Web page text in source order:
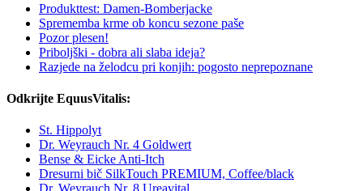
Produkttest: Damen-Bomberjacke
Sprememba krme ob koncu sezone paše
Pozor plesen!
Priboljški - dobra ali slaba ideja?
Razjede na želodcu pri konjih: pogosto neprepoznane
Odkrijte EquusVitalis:
St. Hippolyt
Dr. Weyrauch Nr. 4 Goldwert
Bense & Eicke Anti-Itch
Dresurni bič SilkTouch PREMIUM, Coffee/black